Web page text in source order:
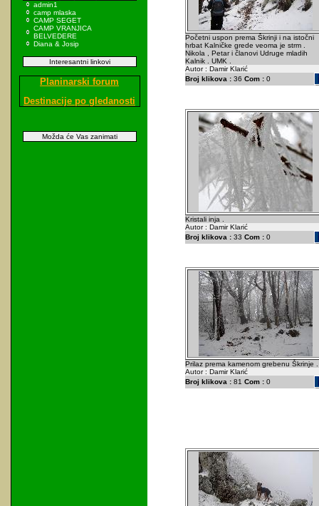
admin1
camp mlaska
CAMP SEGET
CAMP VRANJICA
BELVEDERE
Diana & Josip
Interesantni linkovi
Planinarski forum
Destinacije po gledanosti
Možda će Vas zanimati
Početni uspon prema Škrinji i na istočni
hrbat Kalničke grede veoma je strm .
Nikola , Petar i članovi Udruge mladih
Kalnik . UMK .
Autor : Damir Klarić
Broj klikova :36 Com :0
Kristali inja .
Autor : Damir Klarić
Broj klikova :33 Com :0
Prilaz prema kamenom grebenu Škrinje .
Autor : Damir Klarić
Broj klikova :81 Com :0